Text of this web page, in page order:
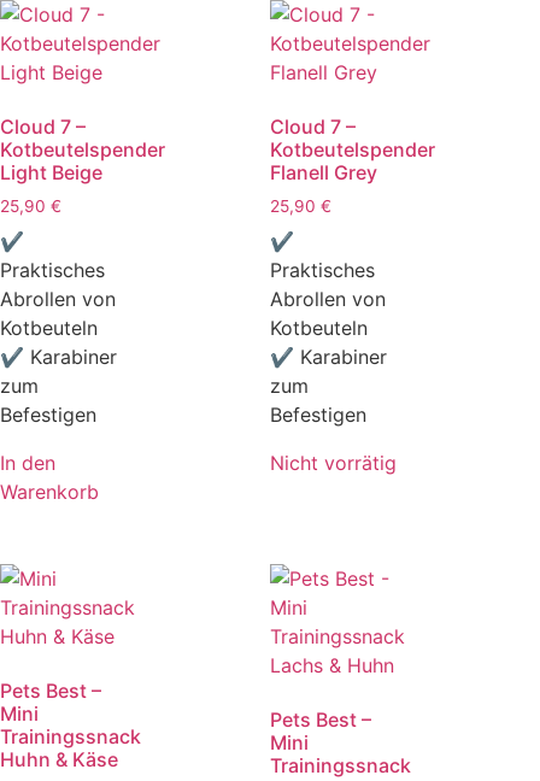
Cloud 7 –
Kotbeutelspender
Light Beige
25,90 €
✔
Praktisches
Abrollen von
Kotbeuteln
✔ Karabiner
zum
Befestigen
In den
Warenkorb
Cloud 7 –
Kotbeutelspender
Flanell Grey
25,90 €
✔
Praktisches
Abrollen von
Kotbeuteln
✔ Karabiner
zum
Befestigen
Nicht vorrätig
Pets Best –
Mini
Trainingssnack
Huhn & Käse
Pets Best –
Mini
Trainingssnack